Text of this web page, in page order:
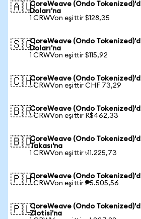
🇦🇺CoreWeave (Ondo
Doları'na
1 CRWVon eşittir $128,35
🇸🇬CoreWeave (Ondo
Doları'na
1 CRWVon eşittir $115,92
🇨🇭CoreWeave (Ondo
1 CRWVon eşittir CHF 73,29
🇧🇷CoreWeave (Ondo
1 CRWVon eşittir R$462,33
🇧🇩CoreWeave (Ondo
Takası'na
1 CRWVon eşittir ৳11.225,73
🇵🇭CoreWeave (Ondo
1 CRWVon eşittir ₱5.505,56
🇵🇱CoreWeave (Ondo
Zlotisi'na